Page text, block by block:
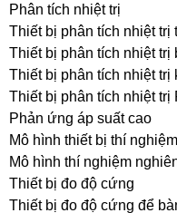
Phân tích nhiệt trị
Thiết bị phân tích nhiệt trị
Thiết bị phân tích nhiệt trị
Thiết bị phân tích nhiệt trị
Thiết bị phân tích nhiệt trị
Phản ứng áp suất cao
Mô hình thiết bị thí
Mô hình thí nghiệm
Thiết bị đo độ cứng
Thiết bị đo độ cứng để